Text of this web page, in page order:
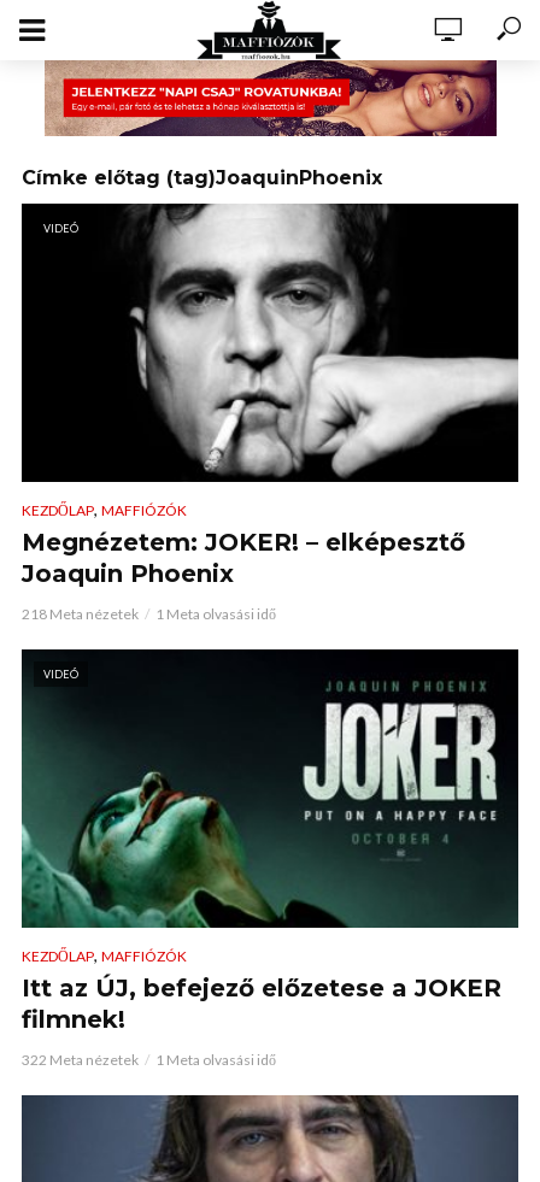
Címke előtag (tag)JoaquinPhoenix
VIDEÓ
KEZDŐLAP, MAFFIÓZÓK
Megnézetem: JOKER! – elképesztő
Joaquin Phoenix
218 Meta nézetek 1 Meta olvasási idő
VIDEÓ
KEZDŐLAP, MAFFIÓZÓK
Itt az ÚJ, befejező előzetese a JOKER
filmnek!
322 Meta nézetek 1 Meta olvasási idő